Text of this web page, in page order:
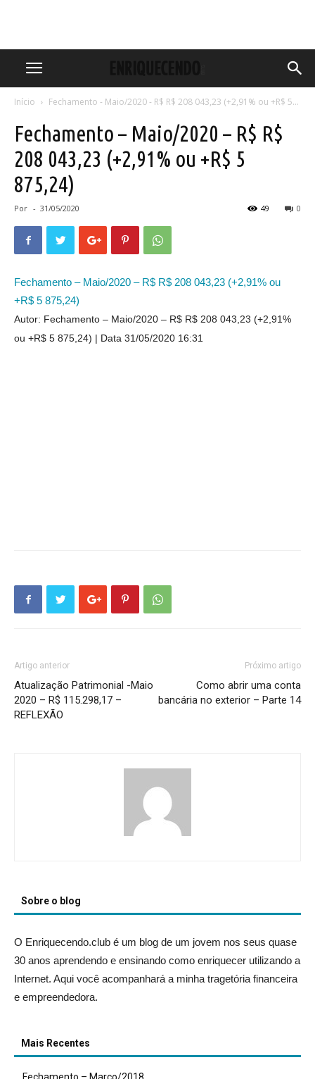
Início Fechamento - Maio/2020 - R$ R$ 208 043,23 (+2,91% ou +R$ 5...
Fechamento – Maio/2020 – R$ R$
208 043,23 (+2,91% ou +R$ 5
875,24)
Por - 31/05/2020 0
49
Fechamento – Maio/2020 – R$ R$ 208 043,23 (+2,91% ou
+R$ 5 875,24)
Autor: Fechamento – Maio/2020 – R$ R$ 208 043,23 (+2,91%
ou +R$ 5 875,24)
Data 31/05/2020 16:31
Artigo anterior
Atualização Patrimonial -Maio
2020 – R$ 115.298,17 –
REFLEXÃO
Próximo artigo
Como abrir uma conta
bancária no exterior – Parte 14
Sobre o blog
O Enriquecendo.club é um blog de um jovem nos seus quase
30 anos aprendendo e ensinando como enriquecer utilizando a
Internet. Aqui você acompanhará a minha tragetória financeira
e empreendedora.
Mais Recentes